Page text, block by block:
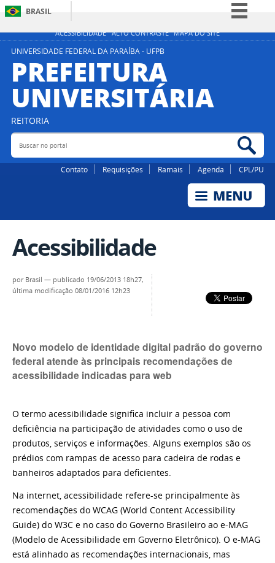
ACESSIBILIDADE ALTO CONTRASTE MAPA DO SITE
BRASIL
Simplifique!
Acesso à informação
Legislação
UNIVERSIDADE FEDERAL DA PARAÍBA - UFPB
PREFEITURA
UNIVERSITÁRIA
REITORIA
Buscar no portal
Contato Requisições Ramais Agenda CPL/PU
Acessibilidade
por Brasil — publicado 19/06/2013 18h27,
última modificação 08/01/2016 12h23
Novo modelo de identidade digital padrão do governo
federal atende às principais recomendações de
acessibilidade indicadas para web
O termo acessibilidade significa incluir a pessoa com
deficiência na participação de atividades como o uso de
produtos, serviços e informações. Alguns exemplos são os
prédios com rampas de acesso para cadeira de rodas e
banheiros adaptados para deficientes.
Na internet, acessibilidade refere-se principalmente às
recomendações do WCAG (World Content Accessibility
Guide) do W3C e no caso do Governo Brasileiro ao e-MAG
(Modelo de Acessibilidade em Governo Eletrônico). O e-MAG
está alinhado as recomendações internacionais, mas